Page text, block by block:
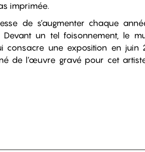
imprimée.
de s’augmenter chaque
Devant un tel foisonnement, le
consacre une exposition en juin
de l’œuvre gravé pour cet